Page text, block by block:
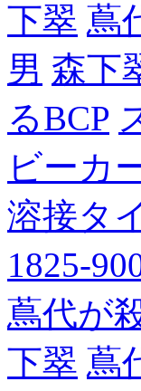
下翠 蔦
男 森下
るBCP
ビーカ
溶接タ
1825-
蔦代が
下翠 蔦